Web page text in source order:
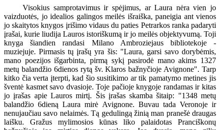
Visokius samprotavimus ir spėjimus, ar Laura nėra vien jo
vaizduotės, jo idealios galingos meilės išraiška, paneigia ant vienos
jo skaitytos knygos įrišimo vidaus du paties Petrarkos ranka padaryti
įrašai, kurie liudija Lauros istoriškumą ir jo meilės objektyvumą. Toji
knyga šiandien randasi Milano Ambroziejaus bibliotekoje -
muziejuje. Pirmasis tų įrašų yra šis: "Laura, garsi savo dorybėmis,
mano poezijos išgarbinta, pirmą sykį pasirodė mano akims 1327
metų balandžio 6dienos rytą šv. Klaros bažnyčioje Avignone". Tarp
kitko čia verta įterpti, kad šio susitikimo ar tik pamatymo metines jis
šventė kasmet savo dvasioje. Toje pačioje knygoje randamas ir kitas
jo įrašas apie Lauros mirtį. Šis įrašas skamba šitaip: "1348 metų
balandžio 6dieną Laura mirė Avignone. Buvau tada Veronoje ir
nenujaučiau savo nelaimės. Tą gedulingą žinią man pranešė draugas
laišku. Gražus mylimosios kūnas liko palaidotas Pranciškonų